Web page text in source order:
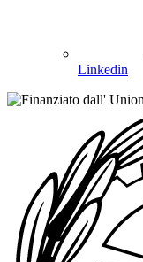
Linkedin